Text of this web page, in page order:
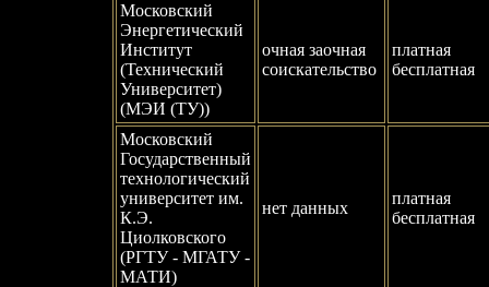
Московский
Энергетический
Институт
(Технический
Университет)
(МЭИ (ТУ))
очная заочная
соискательство
платная
бесплатная
Московский
Государственный
технологический
университет им.
К.Э.
Циолковского
(PГТУ - МГАТУ -
МАТИ)
нет данных
платная
бесплатная